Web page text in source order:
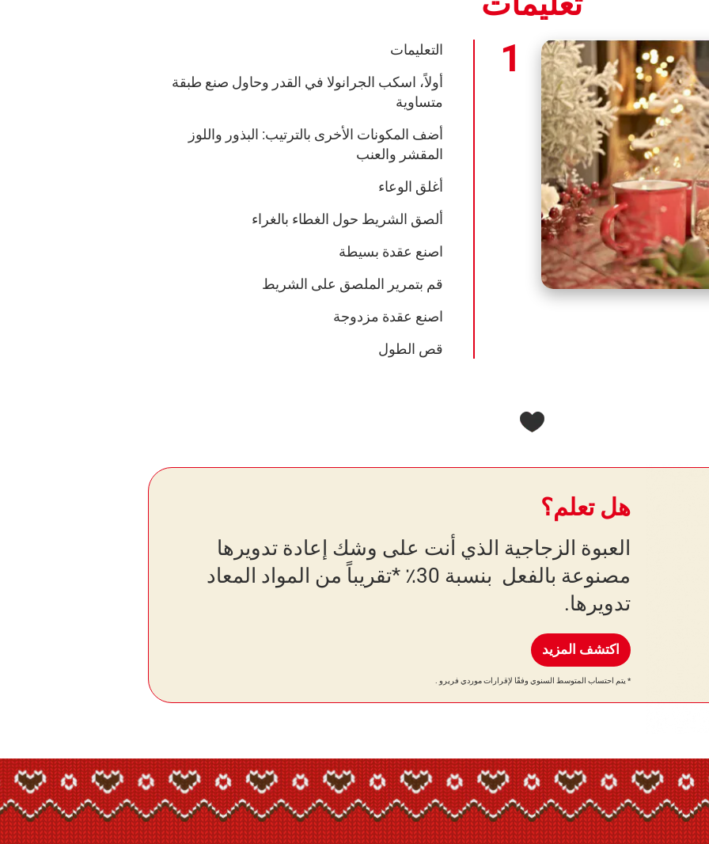
التعليمات
أولاً، اسكب الجرانولا في القدر وحاول صنع طبقة
متساوية
أضف المكونات الأخرى بالترتيب: البذور واللوز
المقشر والعنب
أغلق الوعاء
ألصق الشريط حول الغطاء بالغراء
اصنع عقدة بسيطة
قم بتمرير الملصق على الشريط
اصنع عقدة مزدوجة
قص الطول
هل تعلم؟
العبوة الزجاجية الذي أنت على وشك إعادة تدويرها
مصنوعة بالفعل ​​بنسبة 30٪ *تقريباً من المواد المعاد
تدويرها.
اكتشف المزيد
* يتم احتساب المتوسط ​​السنوي وفقًا لإقرارات موردي فريرو .